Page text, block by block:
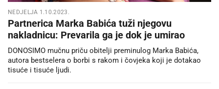
NEDJELJA 1.10.2023.
Partnerica Marka Babića tuži njegovu
nakladnicu: Prevarila ga je dok je umirao
DONOSIMO mučnu priču obitelji preminulog Marka Babića,
autora bestselera o borbi s rakom i čovjeka koji je dotakao
tisuće i tisuće ljudi.